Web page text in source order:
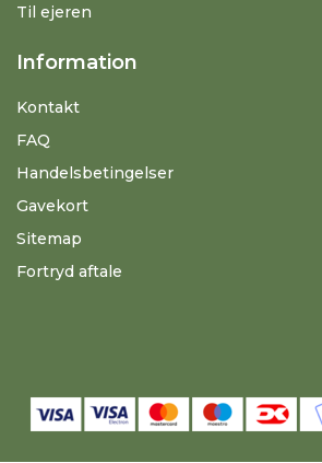
Til ejeren
Information
Kontakt
FAQ
Handelsbetingelser
Gavekort
Sitemap
Fortryd aftale